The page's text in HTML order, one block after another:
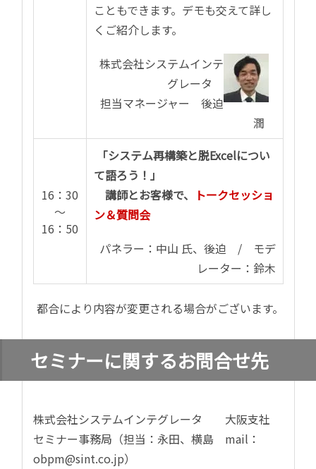
こともできます。デモも交えて詳し
くご紹介します。
株式会社システムインテ
グレータ
担当マネージャー 後迫
潤
16：30
～
16：50
「システム再構築と脱Excelについ
て語ろう！」
講師とお客様で、
トークセッショ
ン＆質問会
パネラー：中山 氏、後迫 / モデ
レーター：鈴木
都合により内容が変更される場合がございます。
セミナーに関するお問合せ先
株式会社システムインテグレータ 大阪支社
セミナー事務局（担当：永田、横島 mail：
obpm@sint.co.jp）